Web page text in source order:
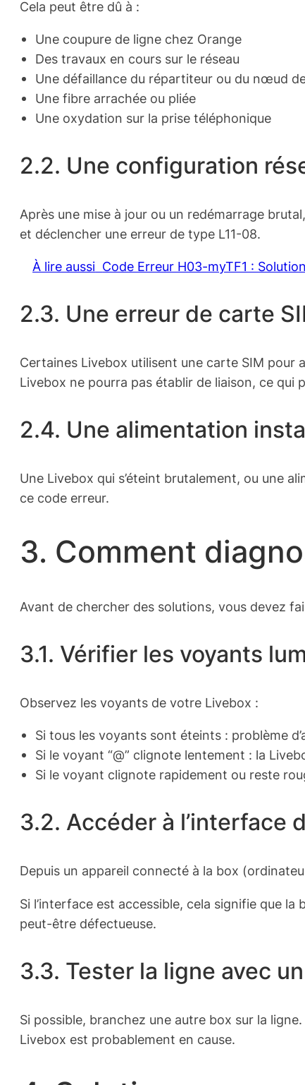
Cela peut être dû à :
Une coupure de ligne chez Orange
Des travaux en cours sur le réseau
Une défaillance du répartiteur ou du nœud
Une fibre arrachée ou pliée
Une oxydation sur la prise téléphonique
2.2. Une configuration
Après une mise à jour ou un redémarrage
et déclencher une erreur de type L11-08.
À lire aussi Code Erreur H03-myTF1 :
2.3. Une erreur de carte
Certaines Livebox utilisent une carte SIM pour
Livebox ne pourra pas établir de liaison, ce qui
2.4. Une alimentation
Une Livebox qui s’éteint brutalement, ou une
ce code erreur.
3. Comment
Avant de chercher des solutions, vous devez
3.1. Vérifier les voyants
Observez les voyants de votre Livebox :
Si tous les voyants sont éteints : problème
Si le voyant “@” clignote lentement : la
Si le voyant clignote rapidement ou reste
3.2. Accéder à l’interface
Depuis un appareil connecté à la box
Si l’interface est accessible, cela signifie que
peut-être défectueuse.
3.3. Tester la ligne avec
Si possible, branchez une autre box sur la
Livebox est probablement en cause.